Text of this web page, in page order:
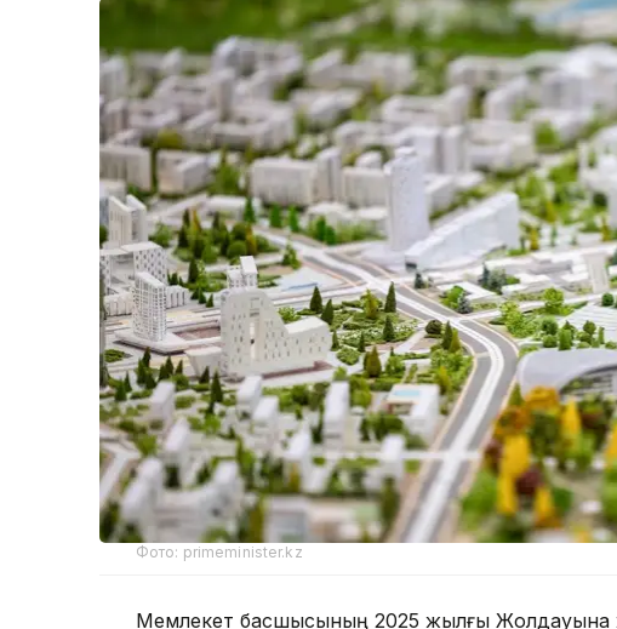
Фото: primeminister.kz
Мемлекет басшысының 2025 жылғы Жолдауына